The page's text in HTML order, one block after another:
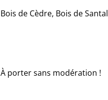
Bois de Cèdre, Bois de Santal
À porter sans modération !